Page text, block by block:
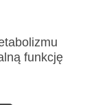
funkcję